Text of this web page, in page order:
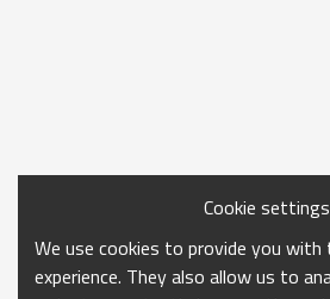
Cookie settings
We use cookies to provide you
experience. They also allow us to